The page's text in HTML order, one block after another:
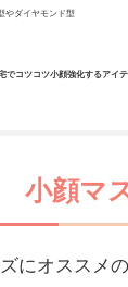
やダイヤモンド型
でコツコツ小顔強化するアイ
小顔マ
にオススメ